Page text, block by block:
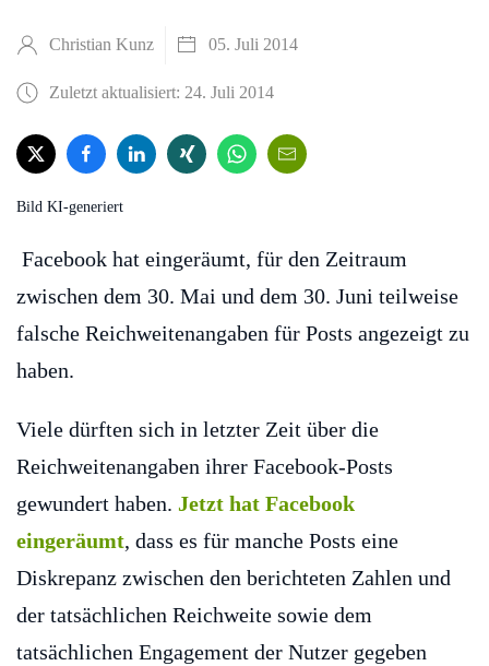
Christian Kunz 05. Juli 2014
Zuletzt aktualisiert: 24. Juli 2014
Bild KI-generiert
Facebook hat eingeräumt, für den Zeitraum
zwischen dem 30. Mai und dem 30. Juni teilweise
falsche Reichweitenangaben für Posts angezeigt zu
haben.
Viele dürften sich in letzter Zeit über die
Reichweitenangaben ihrer Facebook-Posts
gewundert haben. Jetzt hat Facebook
eingeräumt, dass es für manche Posts eine
Diskrepanz zwischen den berichteten Zahlen und
der tatsächlichen Reichweite sowie dem
tatsächlichen Engagement der Nutzer gegeben